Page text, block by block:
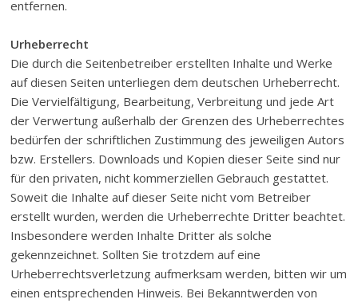
entfernen.
Urheberrecht
Die durch die Seitenbetreiber erstellten Inhalte und Werke
auf diesen Seiten unterliegen dem deutschen Urheberrecht.
Die Vervielfältigung, Bearbeitung, Verbreitung und jede Art
der Verwertung außerhalb der Grenzen des Urheberrechtes
bedürfen der schriftlichen Zustimmung des jeweiligen Autors
bzw. Erstellers. Downloads und Kopien dieser Seite sind nur
für den privaten, nicht kommerziellen Gebrauch gestattet.
Soweit die Inhalte auf dieser Seite nicht vom Betreiber
erstellt wurden, werden die Urheberrechte Dritter beachtet.
Insbesondere werden Inhalte Dritter als solche
gekennzeichnet. Sollten Sie trotzdem auf eine
Urheberrechtsverletzung aufmerksam werden, bitten wir um
einen entsprechenden Hinweis. Bei Bekanntwerden von